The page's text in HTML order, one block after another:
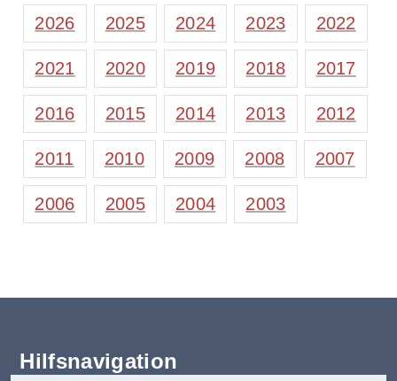
2026 2025 2024 2023 2022
2021 2020 2019 2018 2017
2016 2015 2014 2013 2012
2011 2010 2009 2008 2007
2006 2005 2004 2003
Hilfsnavigation